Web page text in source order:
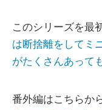
このシリーズを最
は断捨離をしてミ
がたくさんあって
番外編はこちらか